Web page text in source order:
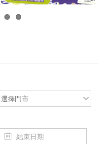
選擇門市